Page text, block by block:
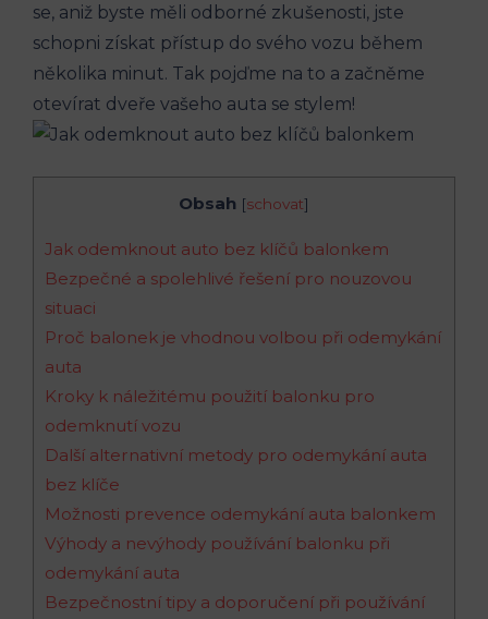
se, aniž byste‍ měli odborné zkušenosti, jste⁣
schopni získat‍ přístup do svého vozu‍ během
několika minut. Tak pojďme na to a začněme
otevírat dveře vašeho auta se stylem!
Obsah [schovat]
Jak odemknout auto ‍bez klíčů balonkem
Bezpečné⁤ a spolehlivé řešení pro nouzovou
situaci
Proč balonek je vhodnou volbou při odemykání
auta
Kroky k náležitému použití‌ balonku pro
odemknutí vozu
Další alternativní metody pro odemykání auta
bez klíče
Možnosti prevence odemykání auta balonkem
Výhody a nevýhody ‍používání balonku při
odemykání auta
Bezpečnostní tipy a doporučení při používání‍